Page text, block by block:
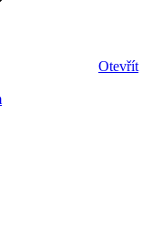
Otevřít